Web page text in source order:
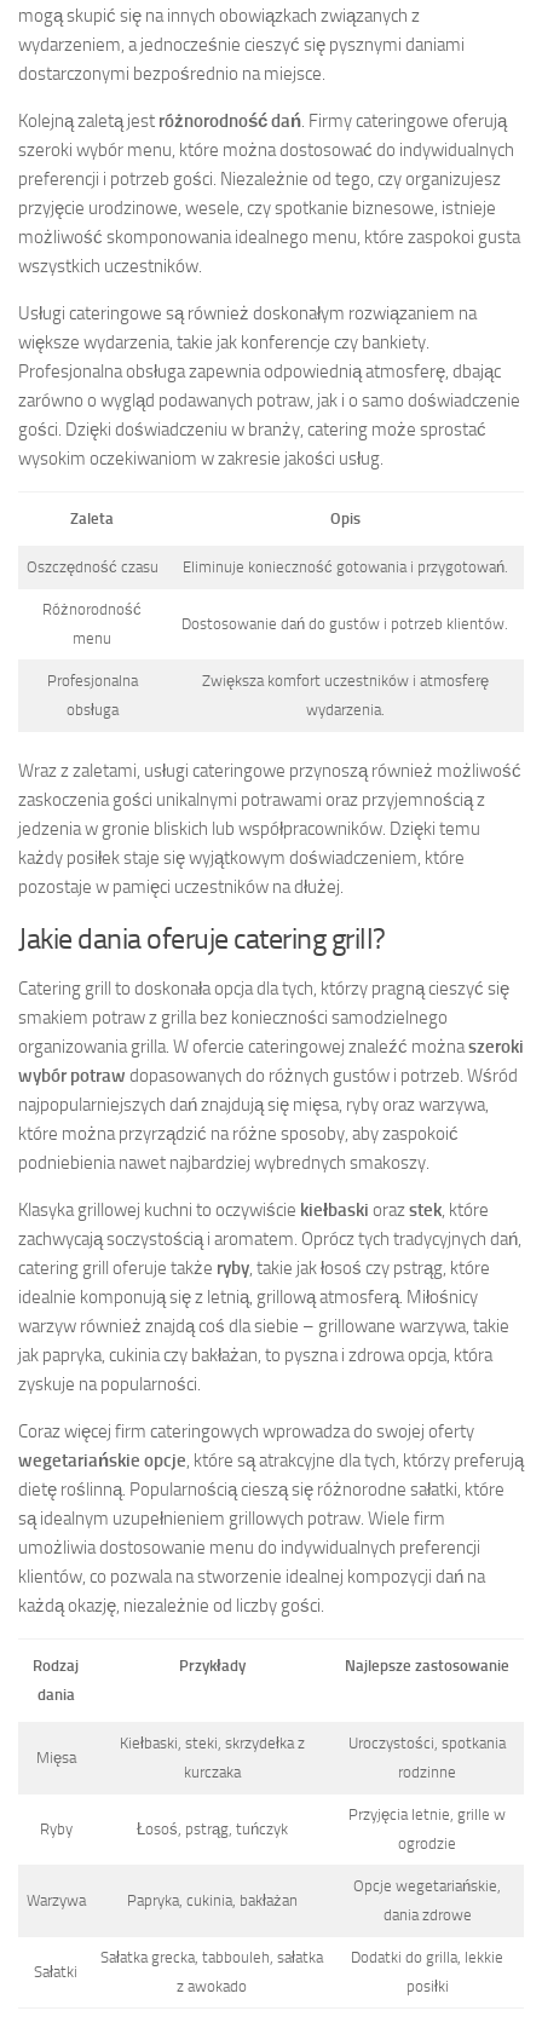
mogą skupić się na innych obowiązkach związanych z
wydarzeniem, a jednocześnie cieszyć się pysznymi daniami
dostarczonymi bezpośrednio na miejsce.
Kolejną zaletą jest różnorodność dań. Firmy cateringowe oferują
szeroki wybór menu, które można dostosować do indywidualnych
preferencji i potrzeb gości. Niezależnie od tego, czy organizujesz
przyjęcie urodzinowe, wesele, czy spotkanie biznesowe, istnieje
możliwość skomponowania idealnego menu, które zaspokoi gusta
wszystkich uczestników.
Usługi cateringowe są również doskonałym rozwiązaniem na
większe wydarzenia, takie jak konferencje czy bankiety.
Profesjonalna obsługa zapewnia odpowiednią atmosferę, dbając
zarówno o wygląd podawanych potraw, jak i o samo doświadczenie
gości. Dzięki doświadczeniu w branży, catering może sprostać
wysokim oczekiwaniom w zakresie jakości usług.
Zaleta Opis
Oszczędność czasu Eliminuje konieczność gotowania i przygotowań.
Różnorodność
menu
Dostosowanie dań do gustów i potrzeb klientów.
Profesjonalna
obsługa
Zwiększa komfort uczestników i atmosferę
wydarzenia.
Wraz z zaletami, usługi cateringowe przynoszą również możliwość
zaskoczenia gości unikalnymi potrawami oraz przyjemnością z
jedzenia w gronie bliskich lub współpracowników. Dzięki temu
każdy posiłek staje się wyjątkowym doświadczeniem, które
pozostaje w pamięci uczestników na dłużej.
Jakie dania oferuje catering grill?
Catering grill to doskonała opcja dla tych, którzy pragną cieszyć się
smakiem potraw z grilla bez konieczności samodzielnego
organizowania grilla. W ofercie cateringowej znaleźć możnaszeroki
wybór potraw dopasowanych do różnych gustów i potrzeb. Wśród
najpopularniejszych dań znajdują się mięsa, ryby oraz warzywa,
które można przyrządzić na różne sposoby, aby zaspokoić
podniebienia nawet najbardziej wybrednych smakoszy.
Klasyka grillowej kuchni to oczywiście kiełbaski orazstek, które
zachwycają soczystością i aromatem. Oprócz tych tradycyjnych dań,
catering grill oferuje także ryby, takie jak łosoś czy pstrąg, które
idealnie komponują się z letnią, grillową atmosferą. Miłośnicy
warzyw również znajdą coś dla siebie – grillowane warzywa, takie
jak papryka, cukinia czy bakłażan, to pyszna i zdrowa opcja, która
zyskuje na popularności.
Coraz więcej firm cateringowych wprowadza do swojej oferty
wegetariańskie opcje, które są atrakcyjne dla tych, którzy preferują
dietę roślinną. Popularnością cieszą się różnorodne sałatki, które
są idealnym uzupełnieniem grillowych potraw. Wiele firm
umożliwia dostosowanie menu do indywidualnych preferencji
klientów, co pozwala na stworzenie idealnej kompozycji dań na
każdą okazję, niezależnie od liczby gości.
Rodzaj
dania
Przykłady Najlepsze zastosowanie
Mięsa
Kiełbaski, steki, skrzydełka z
kurczaka
Uroczystości, spotkania
rodzinne
Ryby Łosoś, pstrąg, tuńczyk
Przyjęcia letnie, grille w
ogrodzie
Warzywa Papryka, cukinia, bakłażan
Opcje wegetariańskie,
dania zdrowe
Sałatki
Sałatka grecka, tabbouleh, sałatka
z awokado
Dodatki do grilla, lekkie
posiłki